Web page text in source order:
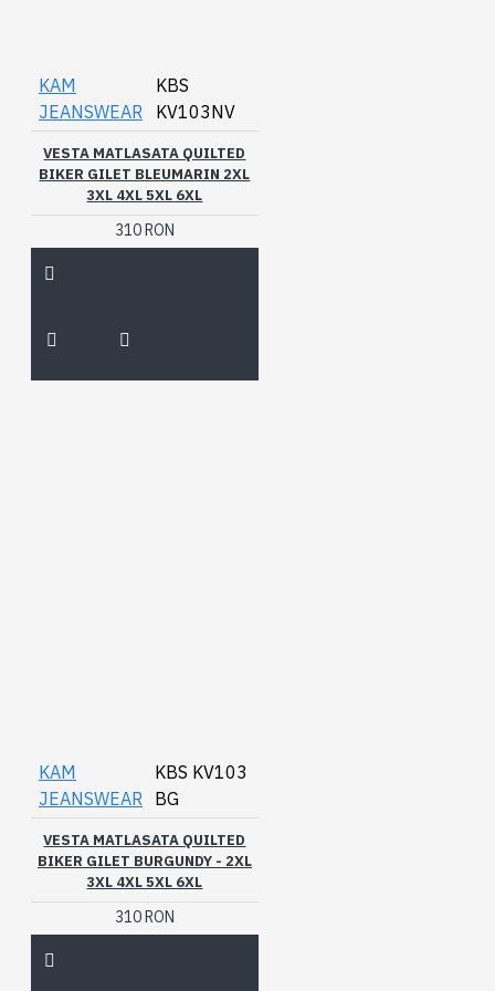
KAM
JEANSWEAR
KBS
KV103NV
VESTA MATLASATA QUILTED
BIKER GILET BLEUMARIN 2XL
3XL 4XL 5XL 6XL
310 RON
KAM
JEANSWEAR
KBS KV103
BG
VESTA MATLASATA QUILTED
BIKER GILET BURGUNDY - 2XL
3XL 4XL 5XL 6XL
310 RON